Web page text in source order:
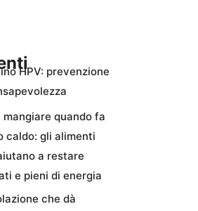
HPV: prevenzione
mangiare quando fa
caldo: gli alimenti
a restare
e pieni di energia
che dà